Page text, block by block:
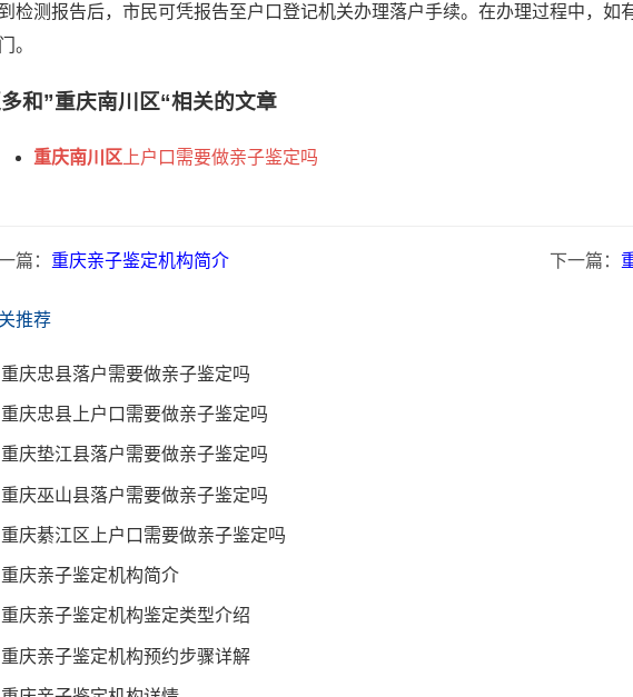
检测报告后，市民可凭报告至户口登记机关办理落户手续。在办理过程中，如
。
和”重庆南川区“相关的文章
重庆南川区上户口需要做亲子鉴定吗
篇： 重庆亲子鉴定机构简介 下一篇：
推荐
重庆忠县落户需要做亲子鉴定吗
重庆忠县上户口需要做亲子鉴定吗
重庆垫江县落户需要做亲子鉴定吗
重庆巫山县落户需要做亲子鉴定吗
重庆綦江区上户口需要做亲子鉴定吗
重庆亲子鉴定机构简介
重庆亲子鉴定机构鉴定类型介绍
重庆亲子鉴定机构预约步骤详解